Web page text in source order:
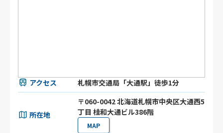
アクセス 札幌市交通局「大通駅」徒歩1分
所在地
〒060-0042 北海道札幌市中央区大通西5
丁目 桂和大通ビル386階
MAP